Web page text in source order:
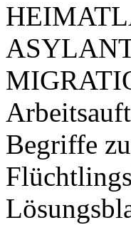
Begriffe